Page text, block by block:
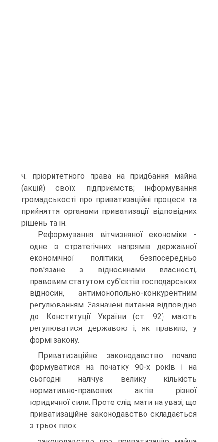
ч. пріоритетного права на придбання майна
(акцій) своїх підприємств; інформування
громадськості про приватизаційні процеси та
прийняття органами приватизації відповідних
рішень та ін.
Реформування вітчизняної економіки -
одне із стратегічних напрямів державної
економічної політики, безпосередньо
пов'язане з відносинами власності,
правовим статутом суб'єктів господарських
відносин, антимонопольно-конкурентним
регулюванням. Зазначені питання відповідно
до Конституції України (ст. 92) мають
регулюватися державою і, як правило, у
формі закону.
Приватизаційне законодавство почало
формуватися на початку 90-х років і на
сьогодні налічує велику кількість
нормативно-правових актів різної
юридичної сили. Проте слід мати на увазі, що
приватизаційне законодавство складається
з трьох гілок: